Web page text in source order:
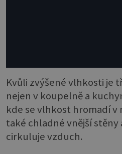
Kvůli zvýšené vlhkosti je
nejen v koupelně a
kde se vlhkost hromadí v
také chladné vnější
cirkuluje vzduch.